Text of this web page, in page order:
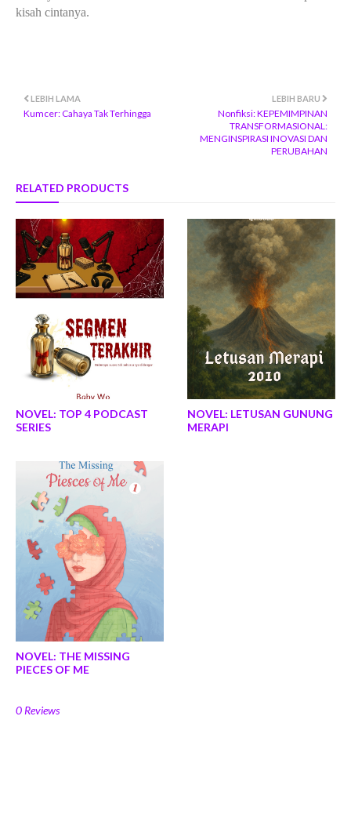
kisah cintanya.
LEBIH BARU
Nonfiksi: KEPEMIMPINAN
TRANSFORMASIONAL:
MENGINSPIRASI INOVASI DAN
PERUBAHAN
LEBIH LAMA
Kumcer: Cahaya Tak Terhingga
RELATED PRODUCTS
NOVEL: TOP 4 PODCAST
SERIES
NOVEL: LETUSAN GUNUNG
MERAPI
NOVEL: THE MISSING
PIECES OF ME
0 Reviews